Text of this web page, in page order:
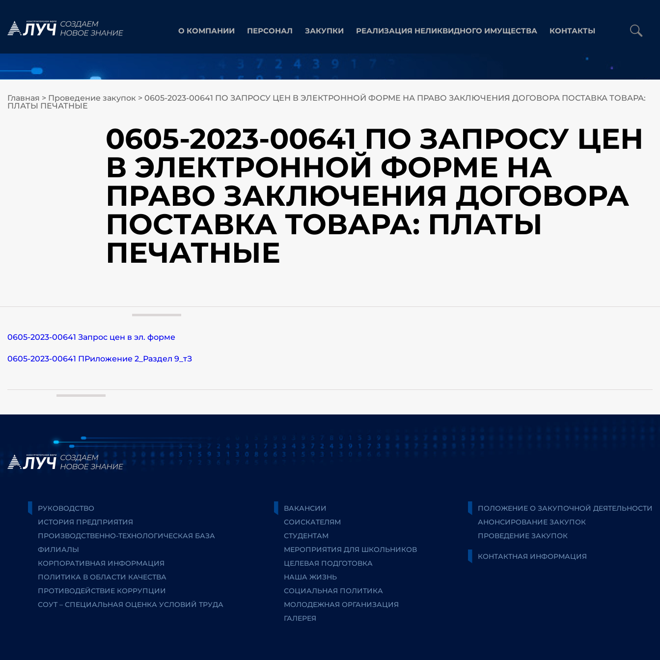
О КОМПАНИИ ПЕРСОНАЛ ЗАКУПКИ РЕАЛИЗАЦИЯ НЕЛИКВИДНОГО ИМУЩЕСТВА КОНТАКТЫ
Главная > Проведение закупок > 0605-2023-00641 ПО ЗАПРОСУ ЦЕН В ЭЛЕКТРОННОЙ ФОРМЕ НА ПРАВО ЗАКЛЮЧЕНИЯ ДОГОВОРА ПОСТАВКА ТОВАРА:
ПЛАТЫ ПЕЧАТНЫЕ
0605-2023-00641 ПО ЗАПРОСУ ЦЕН
В ЭЛЕКТРОННОЙ ФОРМЕ НА
ПРАВО ЗАКЛЮЧЕНИЯ ДОГОВОРА
ПОСТАВКА ТОВАРА: ПЛАТЫ
ПЕЧАТНЫЕ
0605-2023-00641 Запрос цен в эл. форме
0605-2023-00641 ПРиложение 2_Раздел 9_тЗ
РУКОВОДСТВО
ИСТОРИЯ ПРЕДПРИЯТИЯ
ПРОИЗВОДСТВЕННО-ТЕХНОЛОГИЧЕСКАЯ БАЗА
ФИЛИАЛЫ
КОРПОРАТИВНАЯ ИНФОРМАЦИЯ
ПОЛИТИКА В ОБЛАСТИ КАЧЕСТВА
ПРОТИВОДЕЙСТВИЕ КОРРУПЦИИ
СОУТ – СПЕЦИАЛЬНАЯ ОЦЕНКА УСЛОВИЙ ТРУДА
ВАКАНСИИ
СОИСКАТЕЛЯМ
СТУДЕНТАМ
МЕРОПРИЯТИЯ ДЛЯ ШКОЛЬНИКОВ
ЦЕЛЕВАЯ ПОДГОТОВКА
НАША ЖИЗНЬ
СОЦИАЛЬНАЯ ПОЛИТИКА
МОЛОДЕЖНАЯ ОРГАНИЗАЦИЯ
ГАЛЕРЕЯ
ПОЛОЖЕНИЕ О ЗАКУПОЧНОЙ ДЕЯТЕЛЬНОСТИ
АНОНСИРОВАНИЕ ЗАКУПОК
ПРОВЕДЕНИЕ ЗАКУПОК
КОНТАКТНАЯ ИНФОРМАЦИЯ